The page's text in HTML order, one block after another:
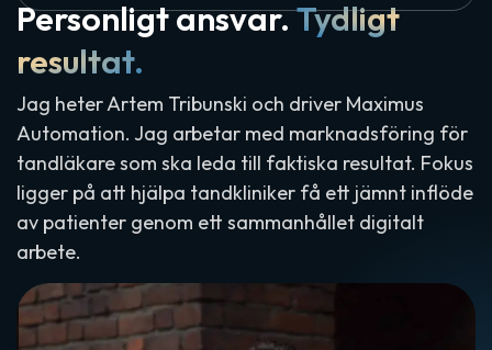
Personligt ansvar.Tydligt
resultat.
Jag heter Artem Tribunski och driver Maximus
Automation. Jag arbetar med marknadsföring för
tandläkare som ska leda till faktiska resultat. Fokus
ligger på att hjälpa tandkliniker få ett jämnt inflöde
av patienter genom ett sammanhållet digitalt
arbete.